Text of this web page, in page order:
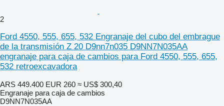
2
Ford 4550, 555, 655, 532 Engranaje del cubo del embrague
de la transmisión Z 20 D9nn7n035 D9NN7N035AA
engranaje para caja de cambios para Ford 4550, 555, 655,
532 retroexcavadora
ARS 449.400 EUR 260 ≈ US$ 300,40
Engranaje para caja de cambios
D9NN7N035AA